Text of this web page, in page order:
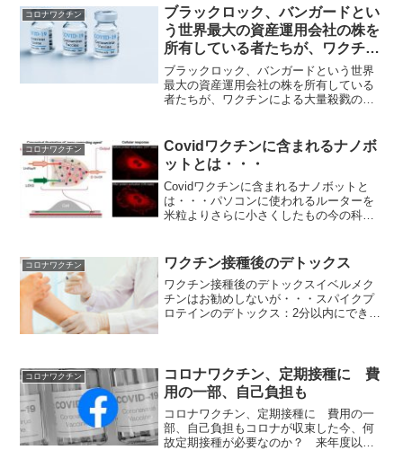
Augusta Turiacoさん（55歳）は、注射
を...
コロナワクチン
ブラックロック、バンガードとい
う世界最大の資産運用会社の株を
所有している者たちが、ワクチン
による大量殺戮の容疑者として浮
かび上がって来た ～ウイルスを
流出させてワクチンで儲けるとい
ブラックロック、バンガードという世界
最大の資産運用会社の株を所有している
者たちが、ワクチンによる大量殺戮の容
マッチポンプ竹下雅敏氏からの情報 冒
頭の動画は非常に面白い...
コロナワクチン
Covidワクチンに含まれるナノボ
ットとは・・・
Covidワクチンに含まれるナノボットと
は・・・パソコンに使われるルーターを
米粒よりさらに小さくしたもの今の科学
使えば人類を破壊します。善人が使えば
人類を繁栄させます。...
コロナワクチン ワクチン接種後のデトックス
ワクチン接種後のデトックスイベルメク
チンはお勧めしないが・・・スパイクプ
ロテインのデトックス：2分以内にできる
の複製を阻止...
コロナワクチン
コロナワクチン、定期接種に 費
用の一部、自己負担も
コロナワクチン、定期接種に 費用の一
部、自己負担もコロナが収束した今、何
故定期接種が必要なのか？ 来年度以降